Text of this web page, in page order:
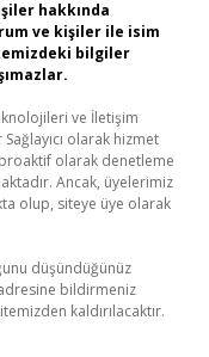
hakkında
ve kişiler ile isim
bilgiler
ve İletişim
olarak hizmet
olarak denetleme
Ancak, üyelerimiz
olup, siteye üye olarak
düşündüğünüz
bildirmeniz
kaldırılacaktır.